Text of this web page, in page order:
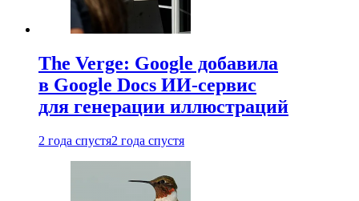
The Verge: Google добавила
в Google Docs ИИ-сервис
для генерации иллюстраций
2 года спустя2 года спустя